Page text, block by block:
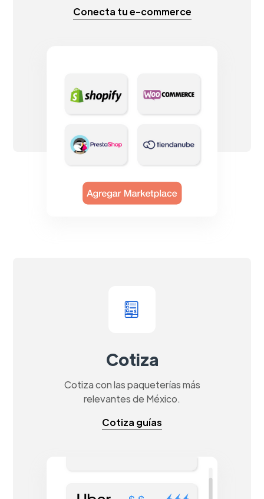
Conecta tu e-commerce
Cotiza
Cotiza con las paqueterías más
relevantes de México.
Cotiza guías